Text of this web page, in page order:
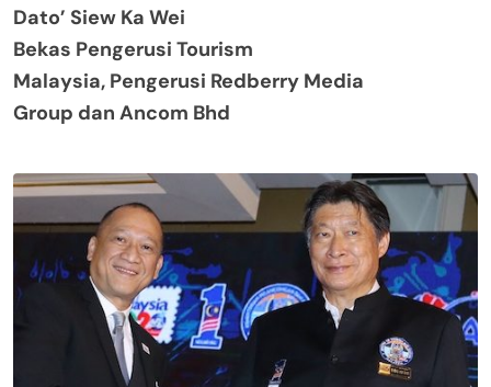
Dato’ Siew Ka Wei
Bekas Pengerusi Tourism
Malaysia, Pengerusi Redberry Media
Group dan Ancom Bhd